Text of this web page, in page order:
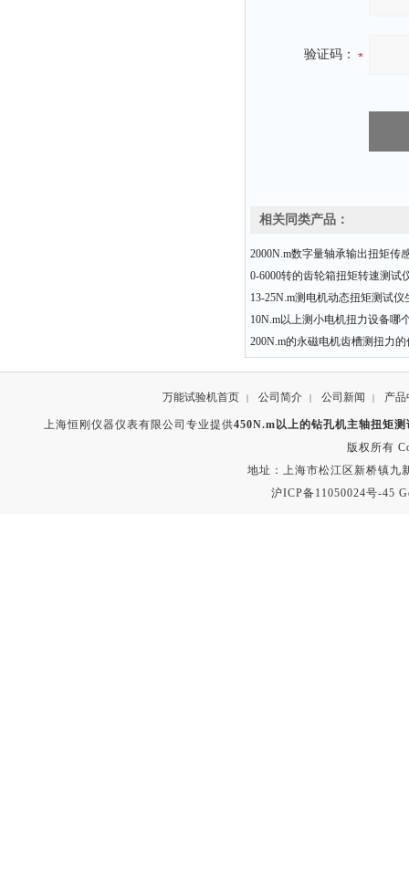
验证码：
相关同类产品：
2000N.m数字量轴承输出扭矩传
0-6000转的齿轮箱扭矩转速测试
13-25N.m测电机动态扭矩测试仪
10N.m以上测小电机扭力设备哪
200N.m的永磁电机齿槽测扭力
万能试验机首页 | 公司简介 | 公司新闻 | 产品
上海恒刚仪器仪表有限公司专业提供450N.m以上的钻孔机主轴扭矩测
版权所有
地址：上海市松江区新桥镇九
沪ICP备11050024号-45